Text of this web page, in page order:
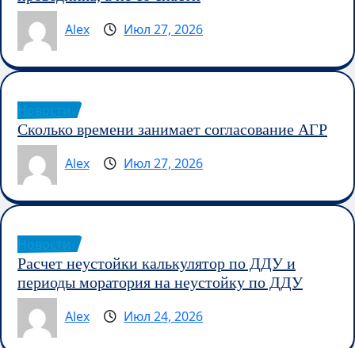
Alex
Июл 27, 2026
Сколько времени занимает согласование АГР
Alex
Июл 27, 2026
Расчет неустойки калькулятор по ДДУ и
периоды моратория на неустойку по ДДУ
Alex
Июл 24, 2026